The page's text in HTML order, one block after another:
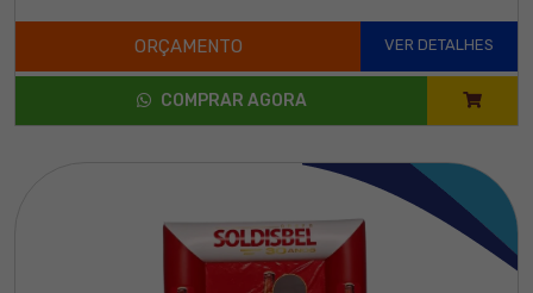
ORÇAMENTO VER DETALHES
COMPRAR AGORA